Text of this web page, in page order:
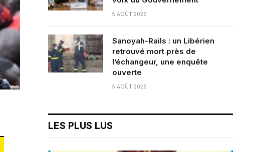
5 AOÛT 2026
Sanoyah-Rails : un Libérien
retrouvé mort près de
l’échangeur, une enquête
ouverte
5 AOÛT 2026
LES PLUS LUS